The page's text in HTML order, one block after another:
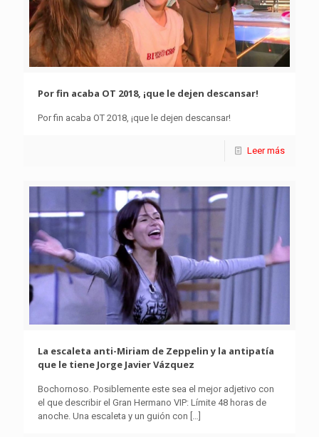
Por fin acaba OT 2018, ¡que le dejen descansar!
Por fin acaba OT 2018, ¡que le dejen descansar!
Leer más
La escaleta anti-Miriam de Zeppelin y la antipatía
que le tiene Jorge Javier Vázquez
Bochornoso. Posiblemente este sea el mejor adjetivo con
el que describir el Gran Hermano VIP: Límite 48 horas de
anoche. Una escaleta y un guión con […]